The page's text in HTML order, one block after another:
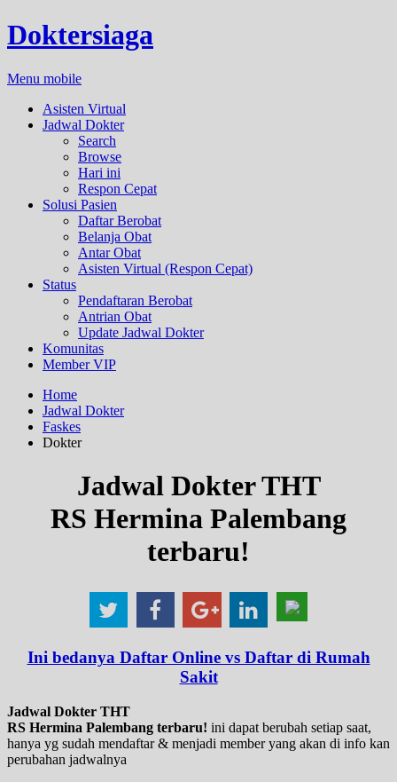
Doktersiaga
Menu mobile
Asisten Virtual
Jadwal Dokter
Search
Browse
Hari ini
Respon Cepat
Solusi Pasien
Daftar Berobat
Belanja Obat
Antar Obat
Asisten Virtual (Respon Cepat)
Status
Pendaftaran Berobat
Antrian Obat
Update Jadwal Dokter
Komunitas
Member VIP
Home
Jadwal Dokter
Faskes
Dokter
Jadwal Dokter THT
RS Hermina Palembang
terbaru!
Ini bedanya Daftar Online vs Daftar di Rumah
Sakit
Jadwal Dokter THT
RS Hermina Palembang terbaru! ini dapat berubah setiap saat,
hanya yg sudah mendaftar & menjadi member yang akan di info kan
perubahan jadwalnya